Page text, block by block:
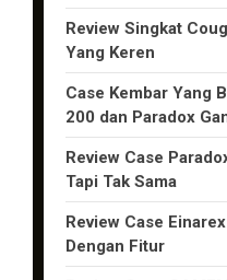
Review Singkat
Yang Keren
Case Kembar Yang
200 dan Paradox
Review Case
Tapi Tak Sama
Review Case
Dengan Fitur